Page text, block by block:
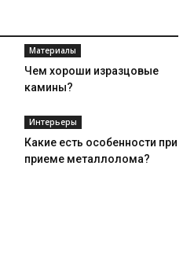
Материалы
Чем хороши изразцовые
камины?
Интерьеры
Какие есть особенности при
приеме металлолома?